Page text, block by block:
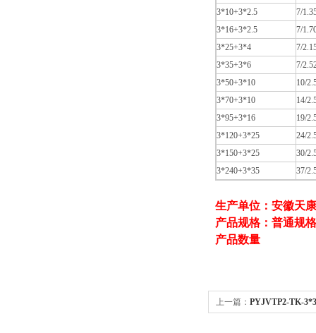
3*10+3*2.5
7/
3*16+3*2.5
7/
3*25+3*4
7/
3*35+3*6
7/
3*50+3*10
10/
3*70+3*10
14/
3*95+3*16
19/
3*120+3*25
24/
3*150+3*25
30/
3*240+3*35
37/
生产单位：安徽天
产品规格：普通规
产品数量
上一篇： PYJVTP2-TK-